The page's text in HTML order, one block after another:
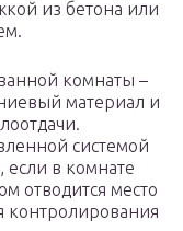
из бетона или
комнаты –
материал и
системой
если в комнате
отводится место
контролирования